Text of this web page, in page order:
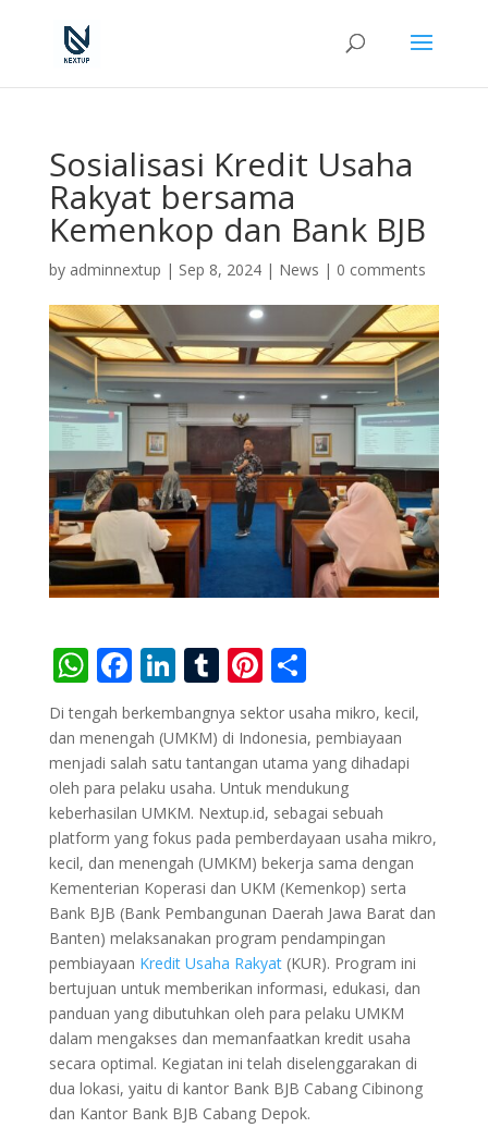
Sosialisasi Kredit Usaha
Rakyat bersama
Kemenkop dan Bank BJB
by adminnextup | Sep 8, 2024| News | 0 comments
W
h
at
s
A
p
p
F
ac
e
b
o
o
k
Li
n
k
e
dI
n
T
u
m
bl
r
Pi
nt
er
e
st
S
h
ar
e
Di tengah berkembangnya sektor usaha mikro, kecil,
dan menengah (UMKM) di Indonesia, pembiayaan
menjadi salah satu tantangan utama yang dihadapi
oleh para pelaku usaha. Untuk mendukung
keberhasilan UMKM. Nextup.id, sebagai sebuah
platform yang fokus pada pemberdayaan usaha mikro,
kecil, dan menengah (UMKM) bekerja sama dengan
Kementerian Koperasi dan UKM (Kemenkop) serta
Bank BJB (Bank Pembangunan Daerah Jawa Barat dan
Banten) melaksanakan program pendampingan
pembiayaan Kredit Usaha Rakyat(KUR). Program ini
bertujuan untuk memberikan informasi, edukasi, dan
panduan yang dibutuhkan oleh para pelaku UMKM
dalam mengakses dan memanfaatkan kredit usaha
secara optimal. Kegiatan ini telah diselenggarakan di
dua lokasi, yaitu di kantor Bank BJB Cabang Cibinong
dan Kantor Bank BJB Cabang Depok.